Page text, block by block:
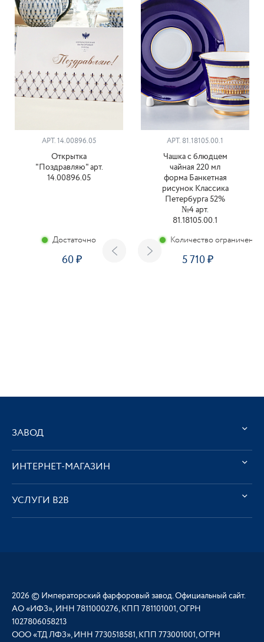
АРТ. 14.00896.05
Открытка
"Поздравляю" арт.
14.00896.05
Достаточно
60
АРТ. 81.18105.00.1
Чашка с блюдцем
чайная 220 мл
форма Банкетная
рисунок Классика
Петербурга 52%
№4 арт.
81.18105.00.1
Количество ограничено
5 710
ЗАВОД
ИНТЕРНЕТ-МАГАЗИН
УСЛУГИ В2В
2026 © Императорский фарфоровый завод. Официальный сайт.
АО «ИФЗ», ИНН 7811000276, КПП 781101001, ОГРН
1027806058213
ООО «ТД ЛФЗ», ИНН 7730518581, КПП 773001001, ОГРН